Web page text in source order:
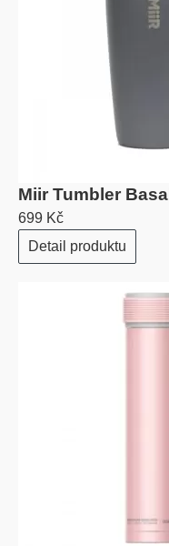
Miir Tumbler
699 Kč
Detail produktu